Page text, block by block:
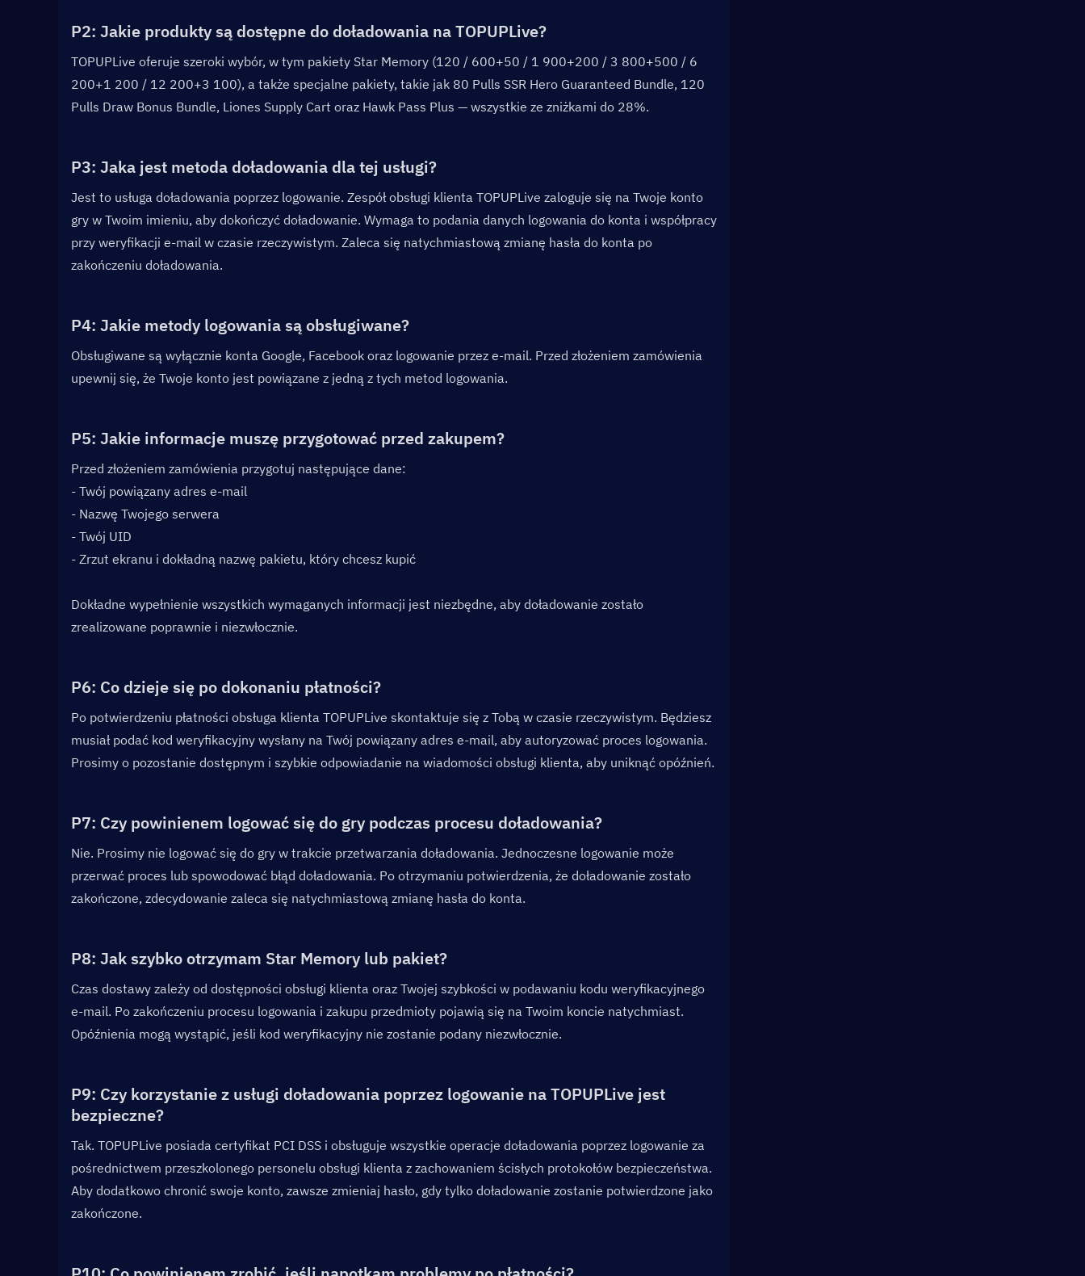
P2: Jakie produkty są dostępne do doładowania na TOPUPLive?
TOPUPLive oferuje szeroki wybór, w tym pakiety Star Memory (120 / 600+50 / 1 900+200 / 3 800+500 / 6
200+1 200 / 12 200+3 100), a także specjalne pakiety, takie jak 80 Pulls SSR Hero Guaranteed Bundle, 120
Pulls Draw Bonus Bundle, Liones Supply Cart oraz Hawk Pass Plus — wszystkie ze zniżkami do 28%.
P3: Jaka jest metoda doładowania dla tej usługi?
Jest to usługa doładowania poprzez logowanie. Zespół obsługi klienta TOPUPLive zaloguje się na Twoje konto
gry w Twoim imieniu, aby dokończyć doładowanie. Wymaga to podania danych logowania do konta i współpracy
przy weryfikacji e-mail w czasie rzeczywistym. Zaleca się natychmiastową zmianę hasła do konta po
zakończeniu doładowania.
P4: Jakie metody logowania są obsługiwane?
Obsługiwane są wyłącznie konta Google, Facebook oraz logowanie przez e-mail. Przed złożeniem zamówienia
upewnij się, że Twoje konto jest powiązane z jedną z tych metod logowania.
P5: Jakie informacje muszę przygotować przed zakupem?
Przed złożeniem zamówienia przygotuj następujące dane:
- Twój powiązany adres e-mail
- Nazwę Twojego serwera
- Twój UID
- Zrzut ekranu i dokładną nazwę pakietu, który chcesz kupić
Dokładne wypełnienie wszystkich wymaganych informacji jest niezbędne, aby doładowanie zostało
zrealizowane poprawnie i niezwłocznie.
P6: Co dzieje się po dokonaniu płatności?
Po potwierdzeniu płatności obsługa klienta TOPUPLive skontaktuje się z Tobą w czasie rzeczywistym. Będziesz
musiał podać kod weryfikacyjny wysłany na Twój powiązany adres e-mail, aby autoryzować proces logowania.
Prosimy o pozostanie dostępnym i szybkie odpowiadanie na wiadomości obsługi klienta, aby uniknąć opóźnień.
P7: Czy powinienem logować się do gry podczas procesu doładowania?
Nie. Prosimy nie logować się do gry w trakcie przetwarzania doładowania. Jednoczesne logowanie może
przerwać proces lub spowodować błąd doładowania. Po otrzymaniu potwierdzenia, że doładowanie zostało
zakończone, zdecydowanie zaleca się natychmiastową zmianę hasła do konta.
P8: Jak szybko otrzymam Star Memory lub pakiet?
Czas dostawy zależy od dostępności obsługi klienta oraz Twojej szybkości w podawaniu kodu weryfikacyjnego
e-mail. Po zakończeniu procesu logowania i zakupu przedmioty pojawią się na Twoim koncie natychmiast.
Opóźnienia mogą wystąpić, jeśli kod weryfikacyjny nie zostanie podany niezwłocznie.
P9: Czy korzystanie z usługi doładowania poprzez logowanie na TOPUPLive jest
bezpieczne?
Tak. TOPUPLive posiada certyfikat PCI DSS i obsługuje wszystkie operacje doładowania poprzez logowanie za
pośrednictwem przeszkolonego personelu obsługi klienta z zachowaniem ścisłych protokołów bezpieczeństwa.
Aby dodatkowo chronić swoje konto, zawsze zmieniaj hasło, gdy tylko doładowanie zostanie potwierdzone jako
zakończone.